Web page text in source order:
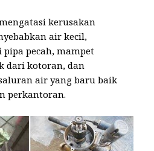
kerusakan
air kecil,
pecah, mampet
dari kotoran, dan
air yang baru baik
perkantoran.